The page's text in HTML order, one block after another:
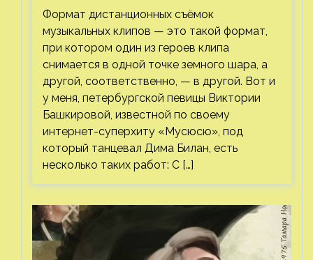
Формат дистанционных съёмок
музыкальных клипов — это такой формат,
при котором один из героев клипа
снимается в одной точке земного шара, а
другой, соответственно, — в другой. Вот и
у меня, петербургской певицы Виктории
Башкировой, известной по своему
интернет-суперхиту «Мусюсю», под
который танцевал Дима Билан, есть
несколько таких работ: С […]